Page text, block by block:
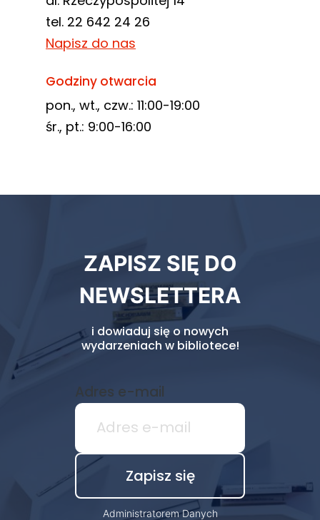
tel. 22 642 24 26
Napisz do nas
Godziny otwarcia
pon., wt., czw.: 11:00-19:00
śr., pt.: 9:00-16:00
biblioteki
ZAPISZ SIĘ DO
NEWSLETTERA
i dowiaduj się o nowych
wydarzeniach w bibliotece!
Adres e-mail
Administratorem Danych